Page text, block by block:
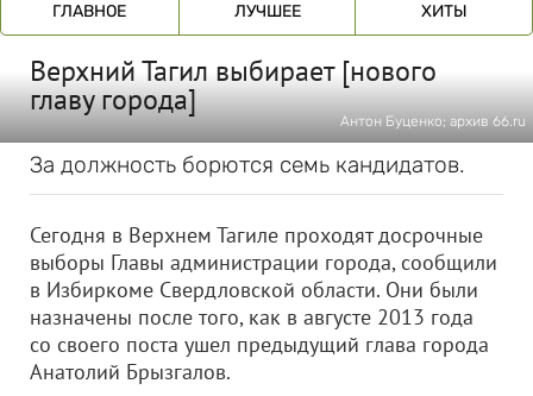
ГЛАВНОЕ ЛУЧШЕЕ ХИТЫ
Верхний Тагил выбирает [нового
главу города]
Антон Буценко; архив 66.ru
За должность борются семь кандидатов.
Сегодня в Верхнем Тагиле проходят досрочные
выборы Главы администрации города, сообщили
в Избиркоме Свердловской области. Они были
назначены после того, как в августе 2013 года
со своего поста ушел предыдущий глава города
Анатолий Брызгалов.